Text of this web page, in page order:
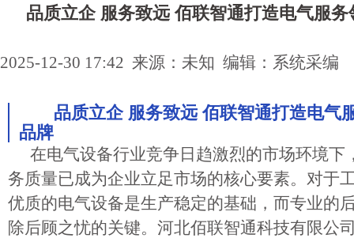
品质立企 服务致远 佰联智通打造电气服
2025-12-30 17:42 来源：未知 编辑：系统采编
品质立企 服务致远 佰联智通打造电气
品牌
在电气设备行业竞争日趋激烈的市场环境下
务质量已成为企业立足市场的核心要素。对于
优质的电气设备是生产稳定的基础，而专业的
除后顾之忧的关键。河北佰联智通科技有限公